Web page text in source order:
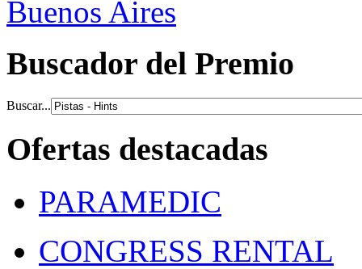
Buscador del Premio
Buscar...
Ofertas destacadas
PARAMEDIC
CONGRESS RENTAL